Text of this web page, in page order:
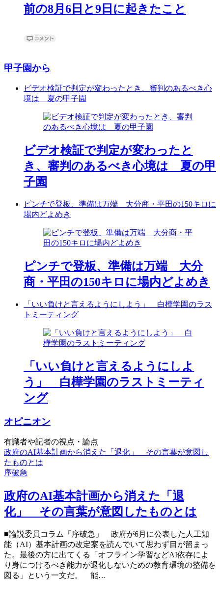
前の8月6日と9日に起きたこと
甲子園から
ビデオ検証で判定が変わったとき、審判のあるべき心
境は 夏の甲子園
ビデオ検証で判定が変わったと
き、審判のあるべき心境は 夏の甲
子園
ピンチで登板、準備は万端 大分商・平田の150キロに
場内どよめき
ピンチで登板、準備は万端 大分
商・平田の150キロに場内どよめき
「いい負けと言えるようにしよう」 白樺学園のラス
トミーティング
「いい負けと言えるようにしよ
う」 白樺学園のラストミーティ
ング
オピニオン
有識者や記者の視点・論点
政府のAI基本計画から消えた「退化」 その言葉が意図し
たものとは
序破急
政府のAI基本計画から消えた「退
化」 その言葉が意図したものとは
■論説委員コラム「序破急」 政府が6月に公表した人工知
能（AI）基本計画の改定案を読んでいて思わず目が留まっ
た。最後の方に出てくる「オフライン学習などAI依存によ
り身につけるべき能力が退化しないための教育環境の整備を
図る」という一文だ。 能…